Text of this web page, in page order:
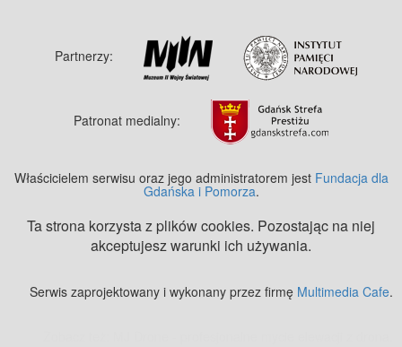
Partnerzy:
Patronat medialny:
Właścicielem serwisu oraz jego administratorem jest Fundacja dla
Gdańska i Pomorza.
Ta strona korzysta z plików cookies. Pozostając na niej
akceptujesz warunki ich używania.
Serwis zaprojektowany i wykonany przez firmę Multimedia Cafe.